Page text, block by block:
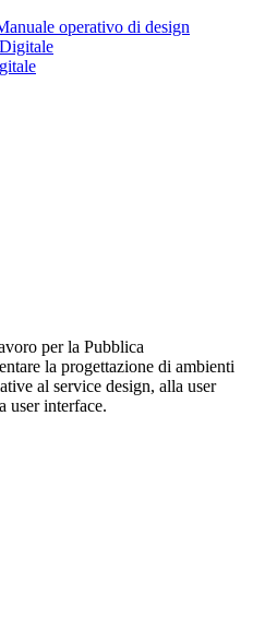
operativo di design
per la Pubblica
la progettazione di ambienti
al service design, alla user
user interface.